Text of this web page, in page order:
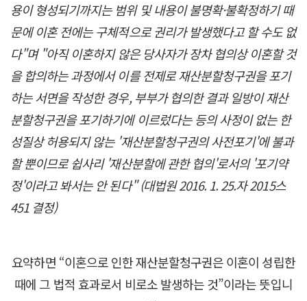
용이 형성되기까지는 범위 및 내용이 불명확·불확정하기 때
문에 이혼 전에는 구체적으로 권리가 발생했다고 할 수도 없
다"며 "아직 이혼하지 않은 당사자가 장차 협의상 이혼할 것
을 합의하는 과정에서 이를 전제로 재산분할청구권을 포기
하는 서면을 작성한 경우, 부부가 협의한 결과 일방이 재산
분할청구권을 포기하기에 이르렀다는 등의 사정이 없는 한
성질상 허용되지 않는 '재산분할청구권의 사전포기'에 불과
할 뿐이므로 쉽사리 '재산분할에 관한 협의'로서의 '포기약
정'이라고 봐서는 안 된다" (대법원 2016. 1. 25.자 2015스
451 결정)
요약하면 “이혼으로 인한 재산분할청구권은 이혼이 성립한
때에 그 법적 효과로서 비로소 발생하는 것”이라는 뜻입니